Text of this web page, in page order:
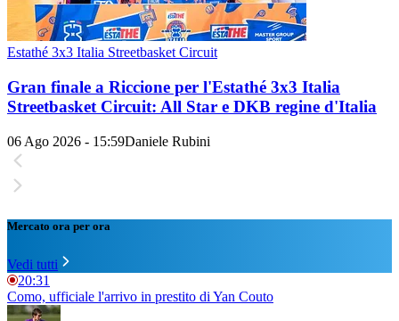
Estathé 3x3 Italia Streetbasket Circuit
Gran finale a Riccione per l'Estathé 3x3 Italia
Streetbasket Circuit: All Star e DKB regine d'Italia
06 Ago 2026 - 15:59Daniele Rubini
Mercato ora per ora
Vedi tutti
20:31
Como, ufficiale l'arrivo in prestito di Yan Couto